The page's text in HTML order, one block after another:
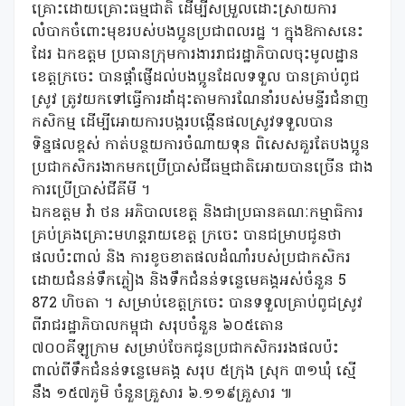
គ្រោះដោយគ្រោះធម្មជាតិ ដើម្បីសម្រួលដោះស្រាយការ
លំបាកចំពោះមុខរបស់បងប្អូនប្រជាពលរដ្ឋ ។ ក្នុងឱកាសនេះ
ដែរ ឯកឧត្តម ប្រធានក្រុមការងាររាជរដ្ឋាភិបាលចុះមូលដ្ឋាន
ខេត្តក្រចេះ បានផ្តាំផ្ញើដល់បងប្អូនដែលទទួល បានគ្រាប់ពូជ
ស្រូវ ត្រូវយកទៅធ្វើការដាំដុះតាមការណែនាំរបស់មន្ទីរជំនាញ
កសិកម្ម ដើម្បីអោយការបង្ករបង្កើនផលស្រូវទទួលបាន
ទិន្នផលខ្ពស់ កាត់បន្ថយការចំណាយទុន ពិសេសគួរតែបងប្អូន
ប្រជាកសិករងាកមកប្រើប្រាស់ជីធម្មជាតិអោយបានច្រើន ជាង
ការប្រើប្រាស់ជីគីមី ។
ឯកឧត្តម វ៉ា ថន អភិបាលខេត្ត និងជាប្រធានគណៈកម្មាធិការ
គ្រប់គ្រងគ្រោះមហន្តរាយខេត្ត ក្រចេះ បានជម្រាបជូនថា
ផលប៉ះពាល់ និង ការខូចខាតផលដំណាំរបស់ប្រជាកសិករ
ដោយជំនន់ទឹកភ្លៀង និងទឹកជំនន់ទន្លេមេគង្គអស់ចំនួន 5
872 ហិចតា ។ សម្រាប់ខេត្តក្រចេះ បានទទួលគ្រាប់ពូជស្រូវ
ពីរាជរដ្ឋាភិបាលកម្ពុជា សរុបចំនួន ៦០៥តោន
៧០០គីឡូក្រាម សម្រាប់ចែកជូនប្រជាកសិកររងផលប៉ះ
ពាល់ពីទឹកជំនន់ទន្លេមេគង្គ សរុប ៥ក្រុង ស្រុក ៣១ឃុំ ស្មើ
នឹង ១៥៧ភូមិ ចំនួនគ្រួសារ ៦.១១៩គ្រួសារ ៕